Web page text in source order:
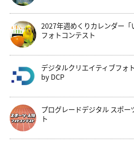
2027年週めくりカレンダー「
フォトコンテスト
デジタルクリエイティブフォ
by DCP
プログレードデジタル スポー
ト